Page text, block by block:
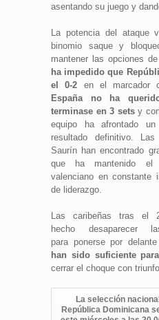
asentando su juego y
La potencia del ataque
binomio saque y
mantener las opciones
ha impedido que
el 0-2 en el marcador
España no ha
terminase en 3 setsy
equipo ha afrontado
resultado definitivo.
Saurín han encontrado
que ha mantenido el
valenciano en constante
de liderazgo.
Las caribeñas tras el
hecho desaparecer
para ponerse por
han sido suficiente
cerrar el choque con
La selección
República Dominicana